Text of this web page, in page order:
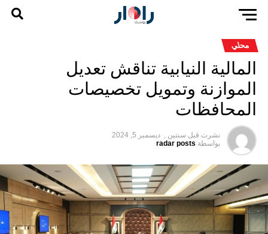
محلي
المالية النيابية تناقش تعديل
الموازنة وتمويل تخصيصات
المحافظات
نشرت قبل سنتين , ديسمبر 5, 2024
بواسطة radar posts